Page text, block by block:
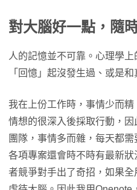
對大腦好一點，隨
人的記憶並不可靠。心理學
「回憶」起沒發生過、或是
我在上份工作時，事情少而
情想的很深入後採取行動，
團隊，事情多而雜，每天都
各項專案還會時不時有最新
者競爭對手出了奇招，如果